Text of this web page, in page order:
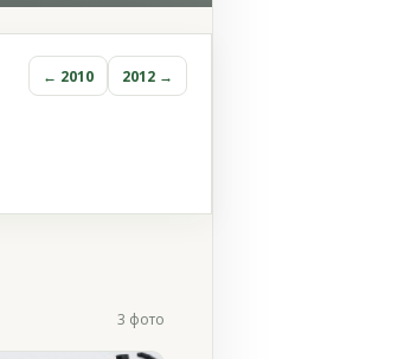
← 2010 2012 →
3 фото